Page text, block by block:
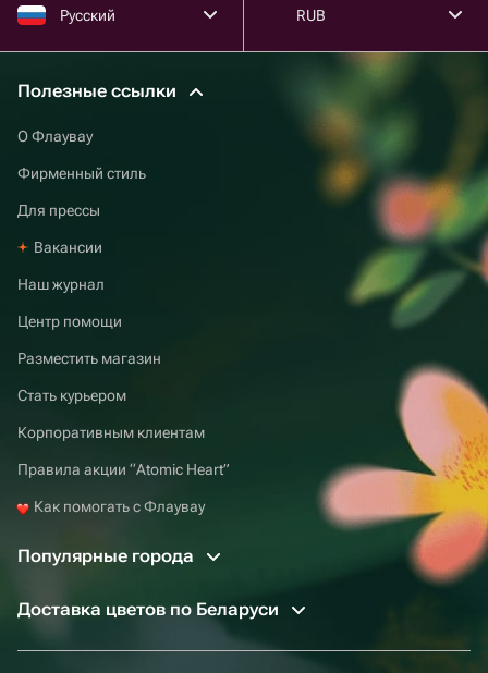
на Флаувау — это просто и быстро. Изучите варианты в
каталоге, уточните нюансы с флористом в чате,
оплатите товар и ожидайте доставку.
Русский RUB
Полезные ссылки
О Флаувау
Фирменный стиль
Для прессы
Вакансии
Наш журнал
Центр помощи
Разместить магазин
Стать курьером
Корпоративным клиентам
Правила акции “Atomic Heart”
Как помогать с Флаувау
Популярные города
Доставка цветов по Беларуси